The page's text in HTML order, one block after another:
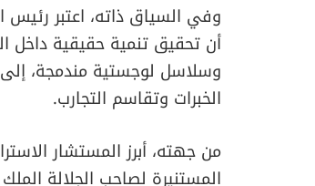
وفي السياق ذاته، اعتبر
أن تحقيق تنمية حقيقية داخل
وسلاسل لوجستية مندمجة،
الخبرات وتقاسم التجارب.
من جهته، أبرز المستشار
المستنيرة لصاحب الجلالة